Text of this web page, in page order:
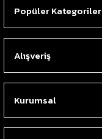
Popüler Kategoriler
Alışveriş
Kurumsal